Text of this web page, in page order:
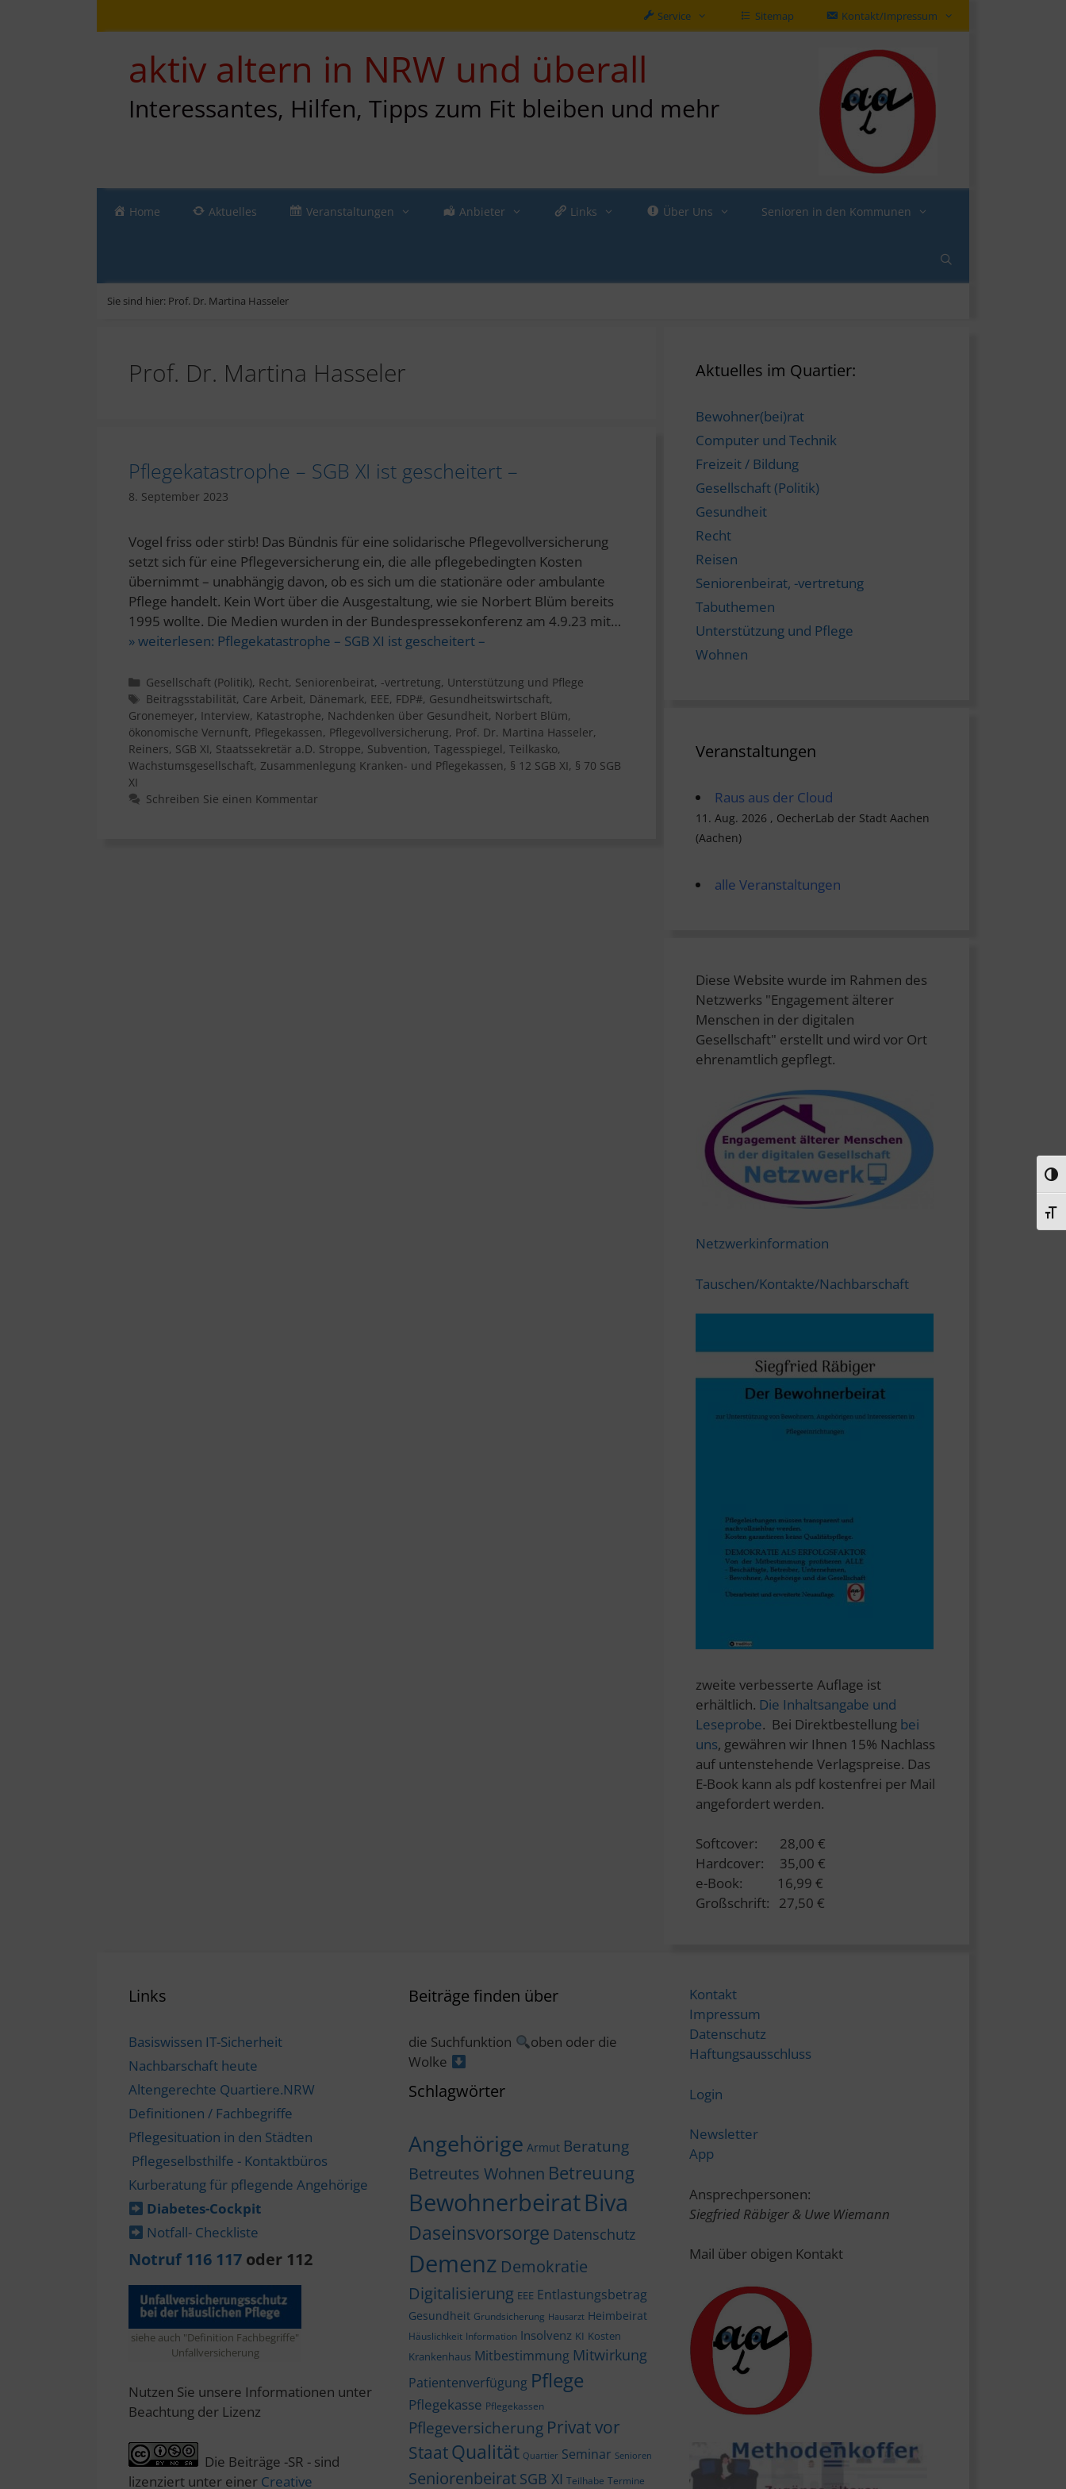
Service Sitemap Kontakt/Impressum
aktiv altern in NRW und überall
Interessantes, Hilfen, Tipps zum Fit bleiben und mehr
Home Aktuelles Veranstaltungen Anbieter Links Über Uns Senioren in den Kommunen
Sie sind hier: Prof. Dr. Martina Hasseler
Prof. Dr. Martina Hasseler
Pflegekatastrophe – SGB XI ist gescheitert –
8. September 2023
Vogel friss oder stirb! Das Bündnis für eine solidarische Pflegevollversicherung
setzt sich für eine Pflegeversicherung ein, die alle pflegebedingten Kosten
übernimmt – unabhängig davon, ob es sich um die stationäre oder ambulante
Pflege handelt. Kein Wort über die Ausgestaltung, wie sie Norbert Blüm bereits
1995 wollte. Die Medien wurden in der Bundespressekonferenz am 4.9.23 mit…
» weiterlesen: Pflegekatastrophe – SGB XI ist gescheitert –
Kategorien
Gesellschaft (Politik), Recht, Seniorenbeirat, -vertretung, Unterstützung und Pflege
Schlagwörter
Beitragsstabilität, Care Arbeit, Dänemark, EEE, FDP#, Gesundheitswirtschaft,
Gronemeyer, Interview, Katastrophe, Nachdenken über Gesundheit, Norbert Blüm,
ökonomische Vernunft, Pflegekassen, Pflegevollversicherung, Prof. Dr. Martina Hasseler,
Reiners, SGB XI, Staatssekretär a.D. Stroppe, Subvention, Tagesspiegel, Teilkasko,
Wachstumsgesellschaft, Zusammenlegung Kranken- und Pflegekassen, § 12 SGB XI, § 70 SGB
XI
Schreiben Sie einen Kommentar
Aktuelles im Quartier:
Bewohner(bei)rat
Computer und Technik
Freizeit / Bildung
Gesellschaft (Politik)
Gesundheit
Recht
Reisen
Seniorenbeirat, -vertretung
Tabuthemen
Unterstützung und Pflege
Wohnen
Veranstaltungen
Raus aus der Cloud
11. Aug. 2026 , OecherLab der Stadt Aachen
(Aachen)
alle Veranstaltungen
Diese Website wurde im Rahmen des
Netzwerks "Engagement älterer
Menschen in der digitalen
Gesellschaft" erstellt und wird vor Ort
ehrenamtlich gepflegt.
Netzwerkinformation
Tauschen/Kontakte/Nachbarschaft
zweite verbesserte Auflage ist
erhältlich. Die Inhaltsangabe und
Leseprobe. Bei Direktbestellung bei
uns, gewähren wir Ihnen 15% Nachlass
auf untenstehende Verlagspreise. Das
E-Book kann als pdf kostenfrei per Mail
angefordert werden.
Softcover: 28,00 €
Hardcover: 35,00 €
e-Book: 16,99 €
Großschrift: 27,50 €
Links
Basiswissen IT-Sicherheit
Nachbarschaft heute
Altengerechte Quartiere.NRW
Definitionen / Fachbegriffe
Pflegesituation in den Städten
Pflegeselbsthilfe - Kontaktbüros
Kurberatung für pflegende Angehörige
Diabetes-​Cockpit
Notfall- Checkliste
Notruf 116 117 oder 112
siehe auch "Definition Fachbegriffe"
Unfallversicherung
Nutzen Sie unsere Informationen unter
Beachtung der Lizenz
Die Beiträge -SR - sind
lizenziert unter einer Creative
Beiträge finden über
die Suchfunktion
oben oder die
Wolke
Schlagwörter
Angehörige Armut Beratung
Betreutes Wohnen Betreuung
BewohnerbeiratBiva
Daseinsvorsorge Datenschutz
Demenz Demokratie
Digitalisierung EEE Entlastungsbetrag
Gesundheit Grundsicherung Hausarzt Heimbeirat
Häuslichkeit Information Insolvenz KI Kosten
Krankenhaus Mitbestimmung Mitwirkung
Patientenverfügung Pflege
Pflegekasse Pflegekassen
Pflegeversicherung Privat vor
StaatQualität Quartier Seminar Senioren
Seniorenbeirat SGB XI Teilhabe Termine
Kontakt
Impressum
Datenschutz
Haftungsausschluss
Login
Newsletter
App
Ansprechpersonen:
Siegfried Räbiger & Uwe Wiemann
Mail über obigen Kontakt